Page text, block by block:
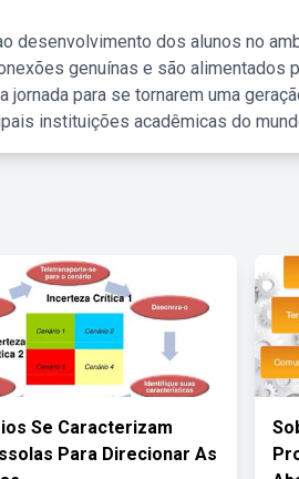
desenvolvimento dos alunos no
genuínas e são alimentados
para se tornarem uma
instituições acadêmicas do
Se Caracterizam
Para Direcionar As